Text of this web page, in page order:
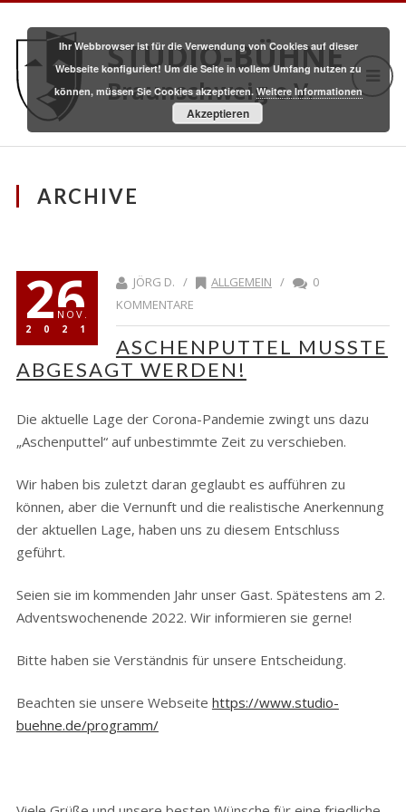
STUDIO-BÜHNE
Braunschweig e.V.
ARCHIVE
26
NOV.
2021
JÖRG D. / ALLGEMEIN /
0
KOMMENTARE
ASCHENPUTTEL MUSSTE
ABGESAGT WERDEN!
Die aktuelle Lage der Corona-Pandemie zwingt uns dazu
„Aschenputtel“ auf unbestimmte Zeit zu verschieben.
Wir haben bis zuletzt daran geglaubt es aufführen zu
können, aber die Vernunft und die realistische Anerkennung
der aktuellen Lage, haben uns zu diesem Entschluss
geführt.
Seien sie im kommenden Jahr unser Gast. Spätestens am 2.
Adventswochenende 2022. Wir informieren sie gerne!
Bitte haben sie Verständnis für unsere Entscheidung.
Beachten sie unsere Webseite https://www.studio-
buehne.de/programm/
Ihr Webbrowser ist für die Verwendung von Cookies auf dieser
Webseite konfiguriert! Um die Seite in vollem Umfang nutzen zu
können, müssen Sie Cookies akzeptieren.Weitere Informationen
Akzeptieren